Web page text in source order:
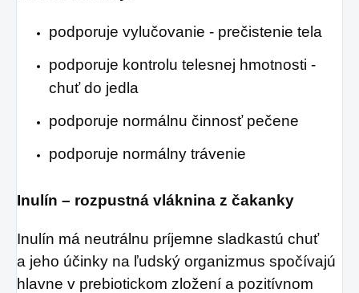
podporuje vylučovanie - prečistenie tela
podporuje kontrolu telesnej hmotnosti -
chuť do jedla
podporuje normálnu činnosť pečene
podporuje normálny trávenie
Inulín – rozpustná vláknina z čakanky
Inulín má neutrálnu príjemne sladkastú chuť
a jeho účinky na ľudský organizmus spočívajú
hlavne v prebiotickom zložení a pozitívnom